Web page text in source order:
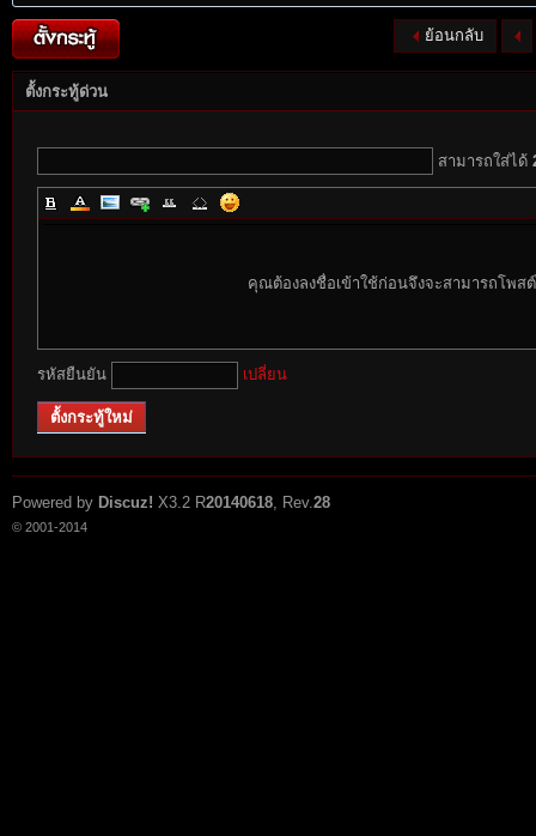
vo
ย้อนกลับ
ตั้งกระทู้ด่วน
สามารถใส่ได้
คุณต้องลงชื่อเข้าใช้ก่อนจึงจะสามารถโพส
รหัสยืนยัน เปลี่ยน
ตั้งกระทู้ใหม่
Powered by Discuz! X3.2 R20140618, Rev.28
© 2001-2014